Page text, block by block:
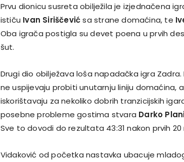
Prvu dionicu susreta obilježila je izjednačena
ističu Ivan Siriščevićsa strane domaćina, te
Oba igrača postigla su devet poena u prvih
šut.
Drugi dio obilježava loša napadačka igra Zadra.
ne uspijevaju probiti unutarnju liniju domaćina,
iskorištavaju za nekoliko dobrih tranzicijskih
posebne probleme gostima stvara Darko
Sve to dovodi do rezultata 43:31 nakon prvih
Vidaković od početka nastavka ubacuje